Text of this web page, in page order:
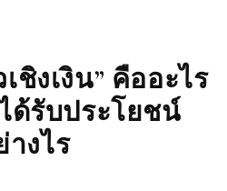
ชิงเงิน” คืออะไร
ด้รับประโยชน์
างไร